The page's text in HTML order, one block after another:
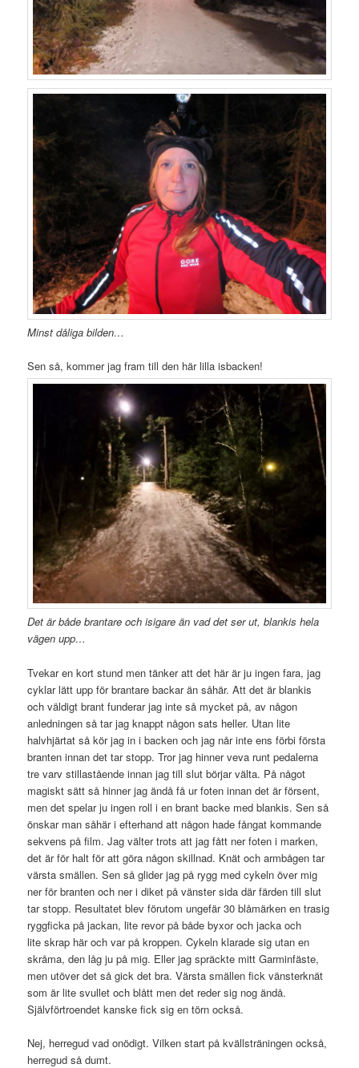
Minst dåliga bilden…
Sen så, kommer jag fram till den här lilla isbacken!
Det är både brantare och isigare än vad det ser ut, blankis hela
vägen upp…
Tvekar en kort stund men tänker att det här är ju ingen fara, jag
cyklar lätt upp för brantare backar än såhär. Att det är blankis
och väldigt brant funderar jag inte så mycket på, av någon
anledningen så tar jag knappt någon sats heller. Utan lite
halvhjärtat så kör jag in i backen och jag når inte ens förbi första
branten innan det tar stopp. Tror jag hinner veva runt pedalerna
tre varv stillastående innan jag till slut börjar välta. På något
magiskt sätt så hinner jag ändå få ur foten innan det är försent,
men det spelar ju ingen roll i en brant backe med blankis. Sen så
önskar man såhär i efterhand att någon hade fångat kommande
sekvens på film. Jag välter trots att jag fått ner foten i marken,
det är för halt för att göra någon skillnad. Knät och armbågen tar
värsta smällen. Sen så glider jag på rygg med cykeln över mig
ner för branten och ner i diket på vänster sida där färden till slut
tar stopp. Resultatet blev förutom ungefär 30 blåmärken en trasig
ryggficka på jackan, lite revor på både byxor och jacka och
lite skrap här och var på kroppen. Cykeln klarade sig utan en
skråma, den låg ju på mig. Eller jag spräckte mitt Garminfäste,
men utöver det så gick det bra. Värsta smällen fick vänsterknät
som är lite svullet och blått men det reder sig nog ändå.
Självförtroendet kanske fick sig en törn också.
Nej, herregud vad onödigt. Vilken start på kvällsträningen också,
herregud så dumt.